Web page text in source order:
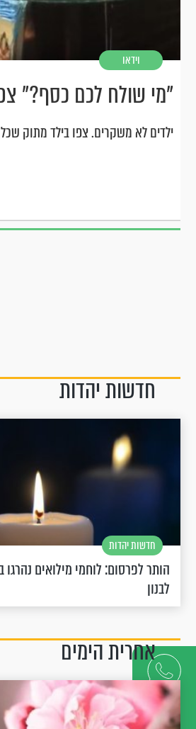
דברו
איתנו
וידאו
"מי שולח לכם כסף?"
ילדים לא משקרים. צפו בילד מתוק
חדשות יהדות
חדשות יהדות
הותר לפרסום: לוחמי מילואים נהרגו
לבנון
אחרית הימים